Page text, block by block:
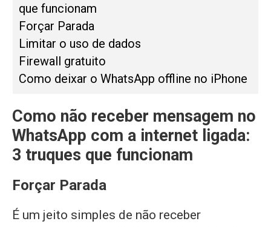
que funcionam
Forçar Parada
Limitar o uso de dados
Firewall gratuito
Como deixar o WhatsApp offline no iPhone
Como não receber mensagem no
WhatsApp com a internet ligada:
3 truques que funcionam
Forçar Parada
É um jeito simples de não receber